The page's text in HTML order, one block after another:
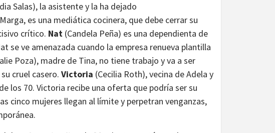
Salas), la asistente y la ha dejado
es una mediática cocinera, que debe cerrar su
crítico. Nat (Candela Peña) es una dependienta de
se ve amenazada cuando la empresa renueva plantilla
Poza), madre de Tina, no tiene trabajo y va a ser
cruel casero. Victoria (Cecilia Roth), vecina de Adela y
los 70. Victoria recibe una oferta que podría ser su
cinco mujeres llegan al límite y perpetran venganzas,